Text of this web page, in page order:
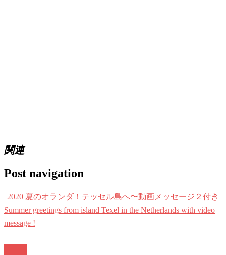
関連
Post navigation
2020 夏のオランダ！テッセル島へ〜動画メッセージ２付き
Summer greetings from island Texel in the Netherlands with video
message !